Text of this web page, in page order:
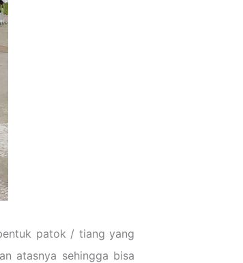
patok / tiang yang
atasnya sehingga bisa